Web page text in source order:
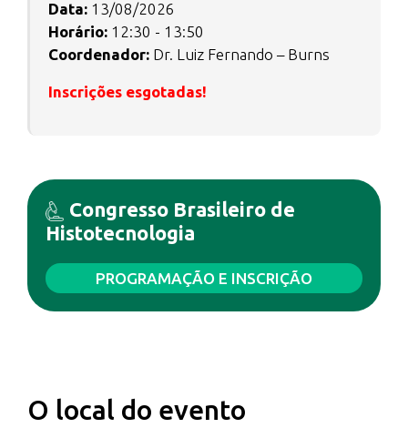
Data: 13/08/2026
Horário: 12:30 - 13:50
Coordenador: Dr. Luiz Fernando – Burns
Inscrições esgotadas!
Congresso Brasileiro de
Histotecnologia
PROGRAMAÇÃO E INSCRIÇÃO
O local do evento